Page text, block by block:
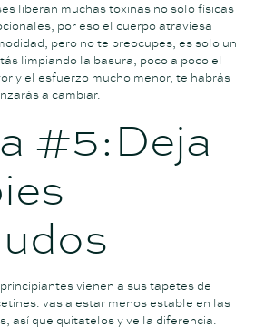
liberan muchas toxinas no solo físicas
por eso el cuerpo atraviesa
pero no te preocupes, es solo un
limpiando la basura, poco a poco el
y el esfuerzo mucho menor, te habrás
a cambiar.
#5:Deja
vienen a sus tapetes de
vas a estar menos estable en las
así que quitatelos y ve la diferencia.